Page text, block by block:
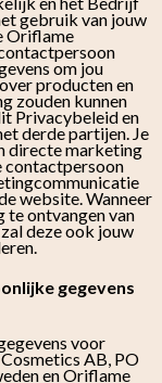
gebruik van jouw
Oriflame
om jou
producten en
zouden kunnen
Privacybeleid en
derde partijen. Je
directe marketing
contactpersoon
website. Wanneer
te ontvangen van
deze ook jouw
gegevens
voor
AB, PO
en Oriflame